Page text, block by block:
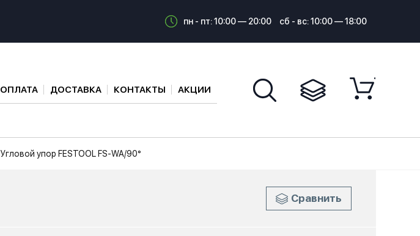
пн - пт: 10:00 — 20:00 сб - вс: 10:00 — 18:00
ОПЛАТА ДОСТАВКА КОНТАКТЫ АКЦИИ
Угловой упор FESTOOL FS-WA/90°
Сравнить